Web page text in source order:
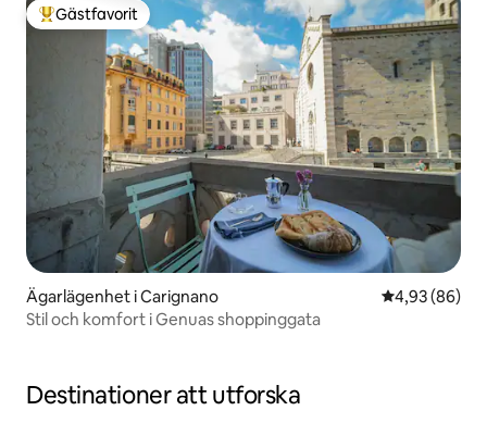
Populär gästfavorit
Gästfavorit
Ägarlägenhet i Carignano 4,93 av 5 i
4,93 (86)
Stil och komfort i Genuas shoppinggata
Destinationer att utforska